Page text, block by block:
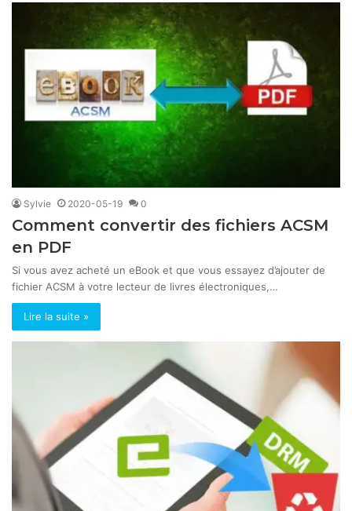
Sylvie 2020-05-19 0
Comment convertir des fichiers ACSM
en PDF
Si vous avez acheté un eBook et que vous essayez d’ajouter de
fichier ACSM à votre lecteur de livres électroniques,…
Lire la suite »